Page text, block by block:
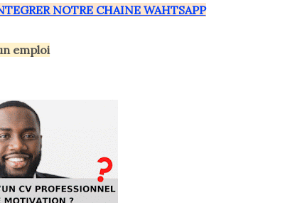
NOTRE CHAINE WAHTSAPP
emploi